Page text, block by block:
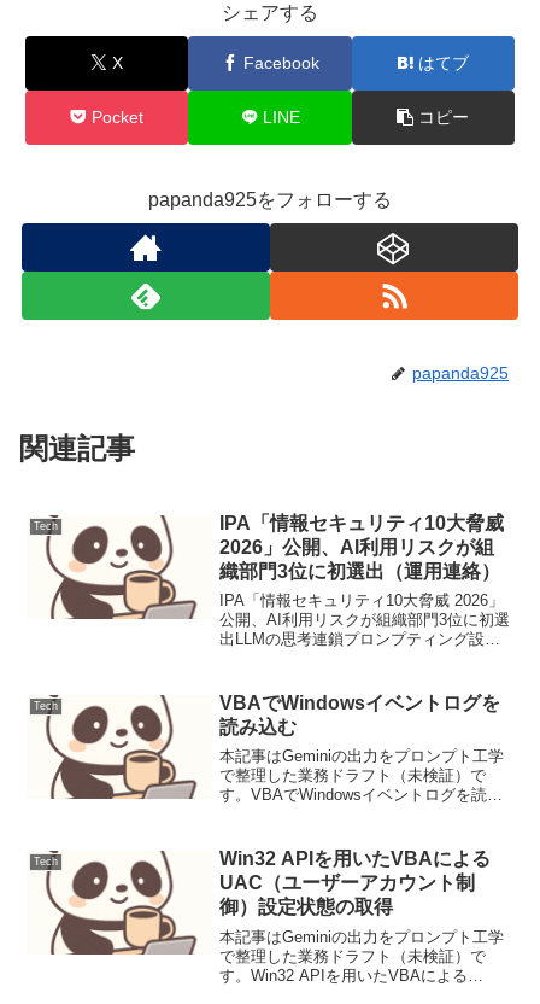
シェアする
X Facebook はてブ
Pocket LINE コピー
papanda925をフォローする
papanda925
関連記事
Tech
IPA「情報セキュリティ10大脅威
2026」公開、AI利用リスクが組
織部門3位に初選出（運用連絡）
IPA「情報セキュリティ10大脅威 2026」
公開、AI利用リスクが組織部門3位に初選
出LLMの思考連鎖プロンプティング設計
せ対応を自動化するLLMプロンプトの
設...
Tech
VBAでWindowsイベントログを
読み込む
本記事はGeminiの出力をプロンプト工学
で整理した業務ドラフト（未検証）で
す。VBAでWindowsイベントログを読み
ーションの動作、およびハードウェアの
健全性に...
Tech
Win32 APIを用いたVBAによる
UAC（ユーザーアカウント制
御）設定状態の取得
本記事はGeminiの出力をプロンプト工学
で整理した業務ドラフト（未検証）で
す。Win32 APIを用いたVBAによる